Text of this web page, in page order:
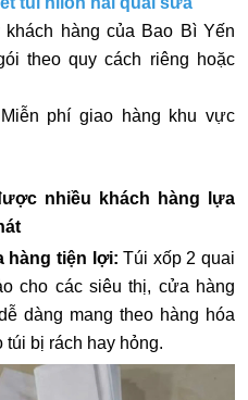
khách hàng của Bao Bì Yến
theo quy cách riêng hoặc
Miễn phí giao hàng khu vực
nhiều khách hàng lựa
hàng tiện lợi: Túi xốp 2 quai
cho các siêu thị, cửa hàng
dàng mang theo hàng hóa
túi bị rách hay hỏng.